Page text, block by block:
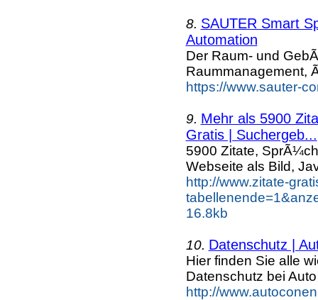
8. SAUTER Smart
Automation
Der Raum- und
Raummanagement,
https://www.sauter-
9. Mehr als 5900
Gratis | Suchergeb...
5900 Zitate,
Webseite als Bild,
http://www.zitate-
16.8kb
10. Datenschutz |
Hier finden Sie alle
Datenschutz bei
http://